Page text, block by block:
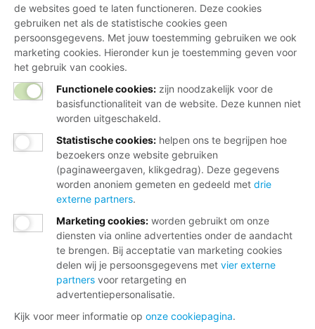
de websites goed te laten functioneren. Deze cookies
gebruiken net als de statistische cookies geen
persoonsgegevens. Met jouw toestemming gebruiken we ook
marketing cookies. Hieronder kun je toestemming geven voor
het gebruik van cookies.
Functionele cookies: zijn noodzakelijk voor de
basisfunctionaliteit van de website. Deze kunnen niet
worden uitgeschakeld.
Statistische cookies: helpen ons te begrijpen hoe
bezoekers onze website gebruiken
(paginaweergaven, klikgedrag). Deze gegevens
worden anoniem gemeten en gedeeld met drie
externe partners.
Marketing cookies: worden gebruikt om onze
diensten via online advertenties onder de aandacht
te brengen. Bij acceptatie van marketing cookies
delen wij je persoonsgegevens met vier externe
partners voor retargeting en
advertentiepersonalisatie.
Kijk voor meer informatie op onze cookiepagina.